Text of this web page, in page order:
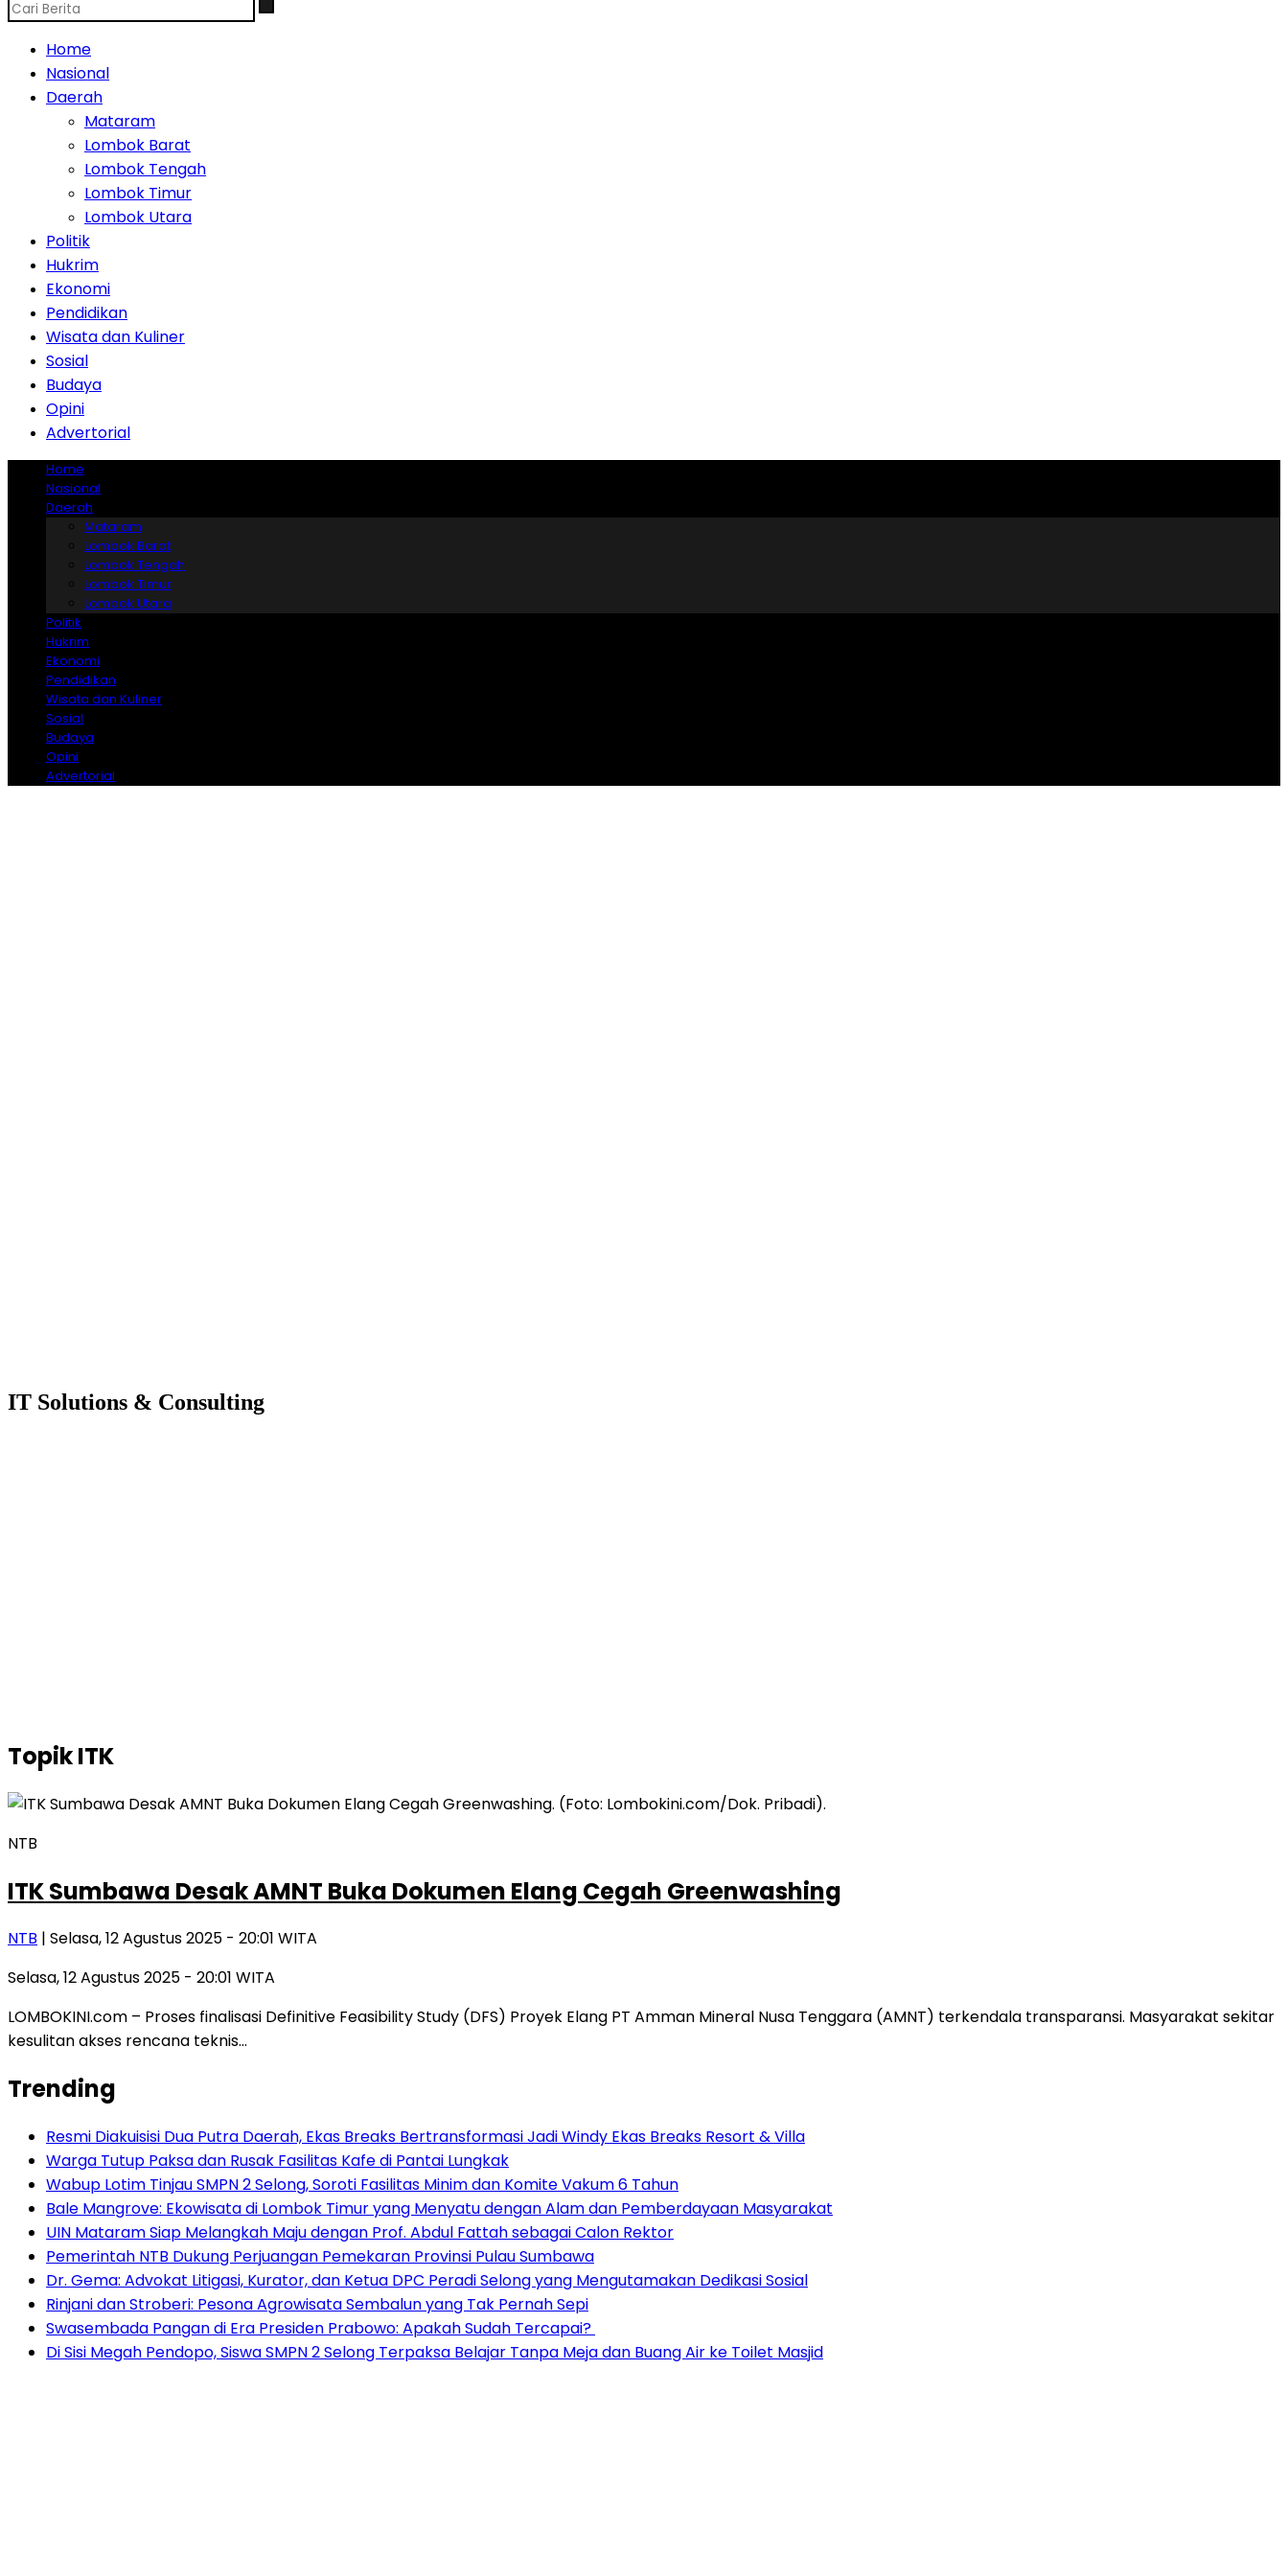
Home
Nasional
Daerah
Mataram
Lombok Barat
Lombok Tengah
Lombok Timur
Lombok Utara
Politik
Hukrim
Ekonomi
Pendidikan
Wisata dan Kuliner
Sosial
Budaya
Opini
Advertorial
Home
Nasional
Daerah
Mataram
Lombok Barat
Lombok Tengah
Lombok Timur
Lombok Utara
Politik
Hukrim
Ekonomi
Pendidikan
Wisata dan Kuliner
Sosial
Budaya
Opini
Advertorial
IT Solutions & Consulting
TopikITK
NTB
ITK Sumbawa Desak AMNT Buka Dokumen Elang Cegah Greenwashing
NTB | Selasa, 12 Agustus 2025 - 20:01 WITA
Selasa, 12 Agustus 2025 - 20:01 WITA
LOMBOKINI.com – Proses finalisasi Definitive Feasibility Study (DFS) Proyek Elang PT Amman Mineral Nusa Tenggara (AMNT) terkendala transparansi. Masyarakat sekitar
kesulitan akses rencana teknis…
Trending
Resmi Diakuisisi Dua Putra Daerah, Ekas Breaks Bertransformasi Jadi Windy Ekas Breaks Resort & Villa
Warga Tutup Paksa dan Rusak Fasilitas Kafe di Pantai Lungkak
Wabup Lotim Tinjau SMPN 2 Selong, Soroti Fasilitas Minim dan Komite Vakum 6 Tahun
Bale Mangrove: Ekowisata di Lombok Timur yang Menyatu dengan Alam dan Pemberdayaan Masyarakat
UIN Mataram Siap Melangkah Maju dengan Prof. Abdul Fattah sebagai Calon Rektor
Pemerintah NTB Dukung Perjuangan Pemekaran Provinsi Pulau Sumbawa
Dr. Gema: Advokat Litigasi, Kurator, dan Ketua DPC Peradi Selong yang Mengutamakan Dedikasi Sosial
Rinjani dan Stroberi: Pesona Agrowisata Sembalun yang Tak Pernah Sepi
Swasembada Pangan di Era Presiden Prabowo: Apakah Sudah Tercapai?
Di Sisi Megah Pendopo, Siswa SMPN 2 Selong Terpaksa Belajar Tanpa Meja dan Buang Air ke Toilet Masjid